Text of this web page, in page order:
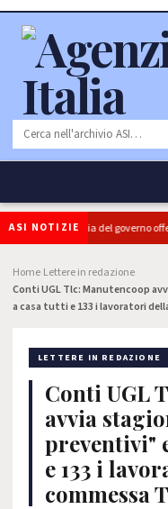
ASI NOTIZIE
"L'Ipocrisia del governo
Home Lettere in redazione
Conti UGL Tlc: Manutencoop
a casa tutti e 133 i lavoratori
LETTERE IN REDAZIONE
Conti UGL
avvia
preventivi"
e 133 i
commessa